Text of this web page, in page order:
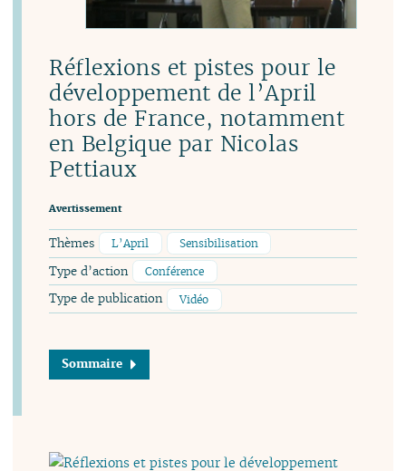
Réflexions et pistes pour le
développement de l’April
hors de France, notamment
en Belgique par Nicolas
Pettiaux
Avertissement
Thèmes L’April Sensibilisation
Type d’action Conférence
Type de publication Vidéo
Sommaire